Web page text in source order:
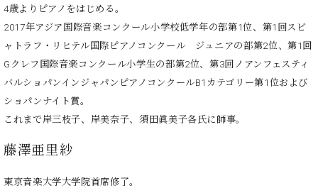
ン
プ
フ
ェ
ッ
シ
ョ
W.
わ
せ
本
：
八
子
技
4歳よりピアノをはじめる。
2017年アジア国際音楽コンクール小学校低学年の部第1位、第1回スビ
ャトラフ・リヒテル国際ピアノコンクール ジュニアの部第2位、第1回
Gクレフ国際音楽コンクール小学生の部第2位、第3回ノアンフェスティ
バルショパンインジャパンピアノコンクールB1カテゴリー第1位および
ショパンナイト賞。
これまで岸三枝子、岸美奈子、須田眞美子各氏に師事。
藤澤亜里紗
東京音楽大学大学院首席修了。